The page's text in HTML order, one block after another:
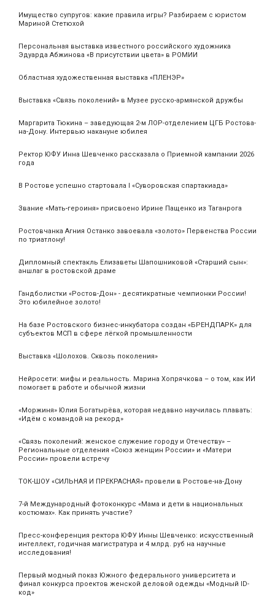
Имущество супругов: какие правила игры? Разбираем с юристом
Мариной Стетюхой
Персональная выставка известного российского художника
Эдуарда Абжинова «В присутствии цвета» в РОМИИ
Областная художественная выставка «ПЛЕНЭР»
Выставка «Связь поколений» в Музее русско-армянской дружбы
Маргарита Тюкина – заведующая 2-м ЛОР-отделением ЦГБ Ростова-
на-Дону. Интервью накануне юбилея
Ректор ЮФУ Инна Шевченко рассказала о Приемной кампании 2026
года
В Ростове успешно стартовала I «Суворовская спартакиада»
Звание «Мать‑героиня» присвоено Ирине Пащенко из Таганрога
Ростовчанка Агния Останко завоевала «золото» Первенства России
по триатлону!
Дипломный спектакль Елизаветы Шапошниковой «Старший сын»:
аншлаг в ростовской драме
Гандболистки «Ростов-Дон» - десятикратные чемпионки России!
Это юбилейное золото!
На базе Ростовского бизнес-инкубатора создан «БРЕНДПАРК» для
субъектов МСП в сфере лёгкой промышленности
Выставка «Шолохов. Сквозь поколения»
Нейросети: мифы и реальность. Марина Хопрячкова – о том, как ИИ
помогает в работе и обычной жизни
«Моржиня» Юлия Богатырёва, которая недавно научилась плавать:
«Идём с командой на рекорд»
«Связь поколений: женское служение городу и Отечеству» –
Региональные отделения «Союз женщин России» и «Матери
России» провели встречу
ТОК-ШОУ «СИЛЬНАЯ И ПРЕКРАСНАЯ» провели в Ростове-на-Дону
7-й Международный фотоконкурс «Мама и дети в национальных
костюмах». Как принять участие?
Пресс-конференция ректора ЮФУ Инны Шевченко: искусственный
интеллект, годичная магистратура и 4 млрд. руб на научные
исследования!
Первый модный показ Южного федерального университета и
финал конкурса проектов женской деловой одежды «Модный ID-
код»